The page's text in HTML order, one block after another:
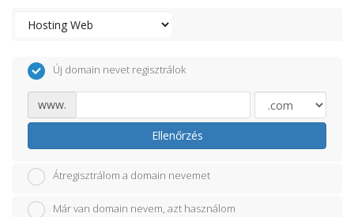
Új domain nevet regisztrálok
www.
Ellenőrzés
Átregisztrálom a domain nevemet
Már van domain nevem, azt használom